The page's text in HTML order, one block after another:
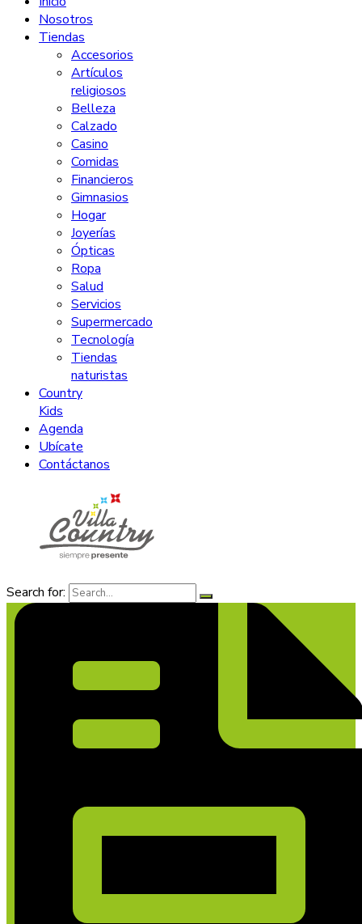
Nosotros
Tiendas
Accesorios
Artículos
religiosos
Belleza
Calzado
Casino
Comidas
Financieros
Gimnasios
Hogar
Joyerías
Ópticas
Ropa
Salud
Servicios
Supermercado
Tecnología
Tiendas
naturistas
Country
Kids
Agenda
Ubícate
Contáctanos
Search for: